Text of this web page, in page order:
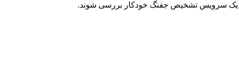
یک سرویس تشخیص جفنگ خودکار بررسی شوند.